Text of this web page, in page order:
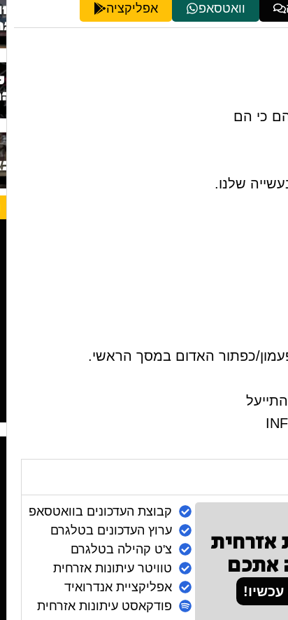
וואטסאפ אפליקציה
כי הם
שלנו.
כפתור האדום במסך הראשי.
אזרחית
אתכם
קבוצת העדכונים בוואטסאפ
ערוץ העדכונים בטלגרם
צ'ט קהילה בטלגרם
טוויטר עיתונות אזרחית
אפליקציית אנדרואיד
פודקאסט עיתונות אזרחית